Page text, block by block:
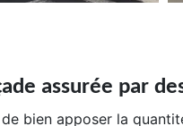
assurée par
bien apposer la